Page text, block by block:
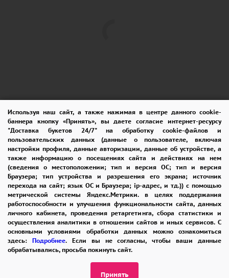
Используя наш сайт, а также нажимая в центре данного cookie-
баннера кнопку «Принять», вы даете согласие интернет-ресурсу
"Доставка букетов 24/7" на обработку cookie-файлов и
пользовательских данных (данные о пользователе, включая
настройки профиля, данные авторизации, данные об устройстве, а
также информацию о посещениях сайта и действиях на нем
(сведения о местоположении; тип и версия ОС; тип и версия
Браузера; тип устройства и разрешения его экрана; источник
перехода на сайт; язык ОС и Браузера; ip-адрес, и тд.)) с помощью
метрической системы Яндекс.Метрики. в целях поддержания
работоспособности и улучшения функциональности сайта, данных
личного кабинета, проведения ретаргетинга, сбора статистики и
осуществления аналитики в отношении сайтов и иных сервисов. С
основными условиями обработки данных можно ознакомиться
здесь: Подробнее. Если вы не согласны, чтобы ваши данные
обрабатывались, просьба покинуть сайт.
Принять
ПОМОЩЬ ОПЛАТА
ДОСТАВКА
ГАРАНТИИ
КУПОН
ВОЗВРАТ
ОТЗЫВЫ
РЕКОМЕНДАЦИИ
КОНТАКТЫ
8 965 242-37-47
ЗАКАЗАТЬ ЗВОНОК
admin@buket24delivery.ru